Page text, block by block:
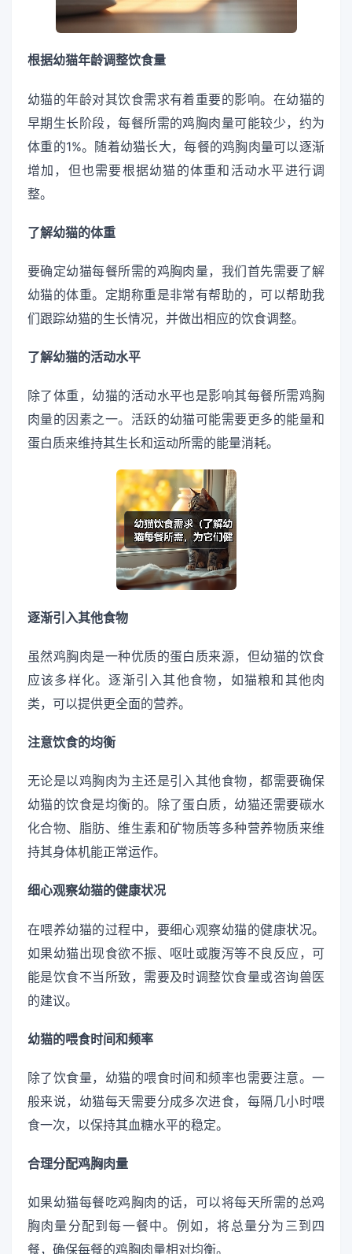
根据幼猫年龄调整饮食量
幼猫的年龄对其饮食需求有着重要的影响。在幼猫的
早期生长阶段，每餐所需的鸡胸肉量可能较少，约为
体重的1%。随着幼猫长大，每餐的鸡胸肉量可以逐渐
增加，但也需要根据幼猫的体重和活动水平进行调
整。
了解幼猫的体重
要确定幼猫每餐所需的鸡胸肉量，我们首先需要了解
幼猫的体重。定期称重是非常有帮助的，可以帮助我
们跟踪幼猫的生长情况，并做出相应的饮食调整。
了解幼猫的活动水平
除了体重，幼猫的活动水平也是影响其每餐所需鸡胸
肉量的因素之一。活跃的幼猫可能需要更多的能量和
蛋白质来维持其生长和运动所需的能量消耗。
逐渐引入其他食物
虽然鸡胸肉是一种优质的蛋白质来源，但幼猫的饮食
应该多样化。逐渐引入其他食物，如猫粮和其他肉
类，可以提供更全面的营养。
注意饮食的均衡
无论是以鸡胸肉为主还是引入其他食物，都需要确保
幼猫的饮食是均衡的。除了蛋白质，幼猫还需要碳水
化合物、脂肪、维生素和矿物质等多种营养物质来维
持其身体机能正常运作。
细心观察幼猫的健康状况
在喂养幼猫的过程中，要细心观察幼猫的健康状况。
如果幼猫出现食欲不振、呕吐或腹泻等不良反应，可
能是饮食不当所致，需要及时调整饮食量或咨询兽医
的建议。
幼猫的喂食时间和频率
除了饮食量，幼猫的喂食时间和频率也需要注意。一
般来说，幼猫每天需要分成多次进食，每隔几小时喂
食一次，以保持其血糖水平的稳定。
合理分配鸡胸肉量
如果幼猫每餐吃鸡胸肉的话，可以将每天所需的总鸡
胸肉量分配到每一餐中。例如，将总量分为三到四
餐，确保每餐的鸡胸肉量相对均衡。